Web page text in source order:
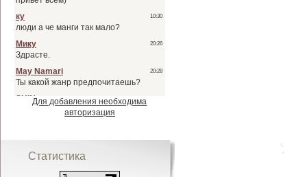
Для добавления необходима
авторизация
Статистика